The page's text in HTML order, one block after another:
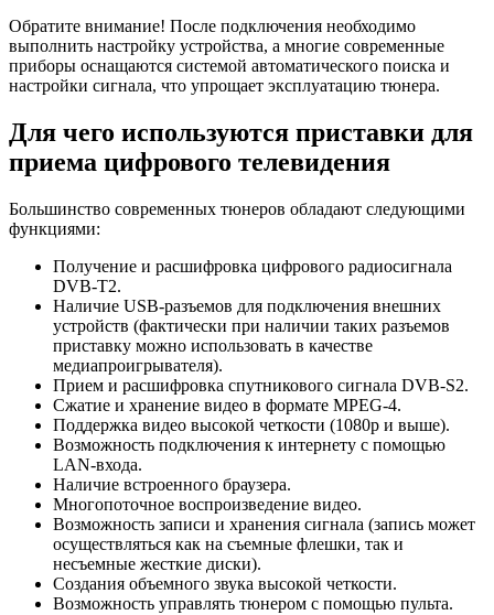
Обратите внимание! После подключения необходимо
выполнить настройку устройства, а многие современные
приборы оснащаются системой автоматического поиска и
настройки сигнала, что упрощает эксплуатацию тюнера.
Для чего используются приставки для
приема цифрового телевидения
Большинство современных тюнеров обладают следующими
функциями:
Получение и расшифровка цифрового радиосигнала
DVB-T2.
Наличие USB-разъемов для подключения внешних
устройств (фактически при наличии таких разъемов
приставку можно использовать в качестве
медиапроигрывателя).
Прием и расшифровка спутникового сигнала DVB-S2.
Сжатие и хранение видео в формате MPEG-4.
Поддержка видео высокой четкости (1080p и выше).
Возможность подключения к интернету с помощью
LAN-входа.
Наличие встроенного браузера.
Многопоточное воспроизведение видео.
Возможность записи и хранения сигнала (запись может
осуществляться как на съемные флешки, так и
несъемные жесткие диски).
Создания объемного звука высокой четкости.
Возможность управлять тюнером с помощью пульта.